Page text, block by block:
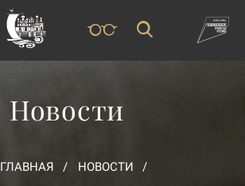
Новости
ГЛАВНАЯ НОВОСТИ